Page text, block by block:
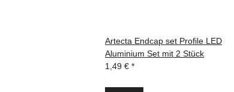
Artecta Endcap set Profile LED
Aluminium Set mit 2 Stück
1,49 € *